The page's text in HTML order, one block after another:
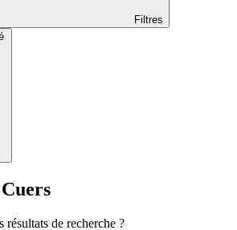
Filtres
résultats de recherche ?